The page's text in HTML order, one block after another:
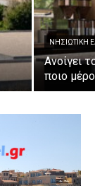
ΝΗΣΙΩΤΙΚΉ
Ανοίγει
ποιο